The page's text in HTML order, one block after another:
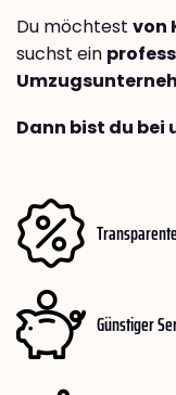
Du möchtest von
suchst ein
Dann bist du bei
Günstiger